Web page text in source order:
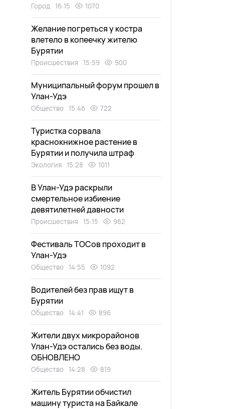
Город 16:15 1070
Желание погреться у костра
влетело в копеечку жителю
Бурятии
Происшествия 15:59 900
Муниципальный форум прошел в
Улан-Удэ
Общество 15:46 722
Туристка сорвала
краснокнижное растение в
Бурятии и получила штраф
Экология 15:28 1011
В Улан-Удэ раскрыли
смертельное избиение
девятилетней давности
Происшествия 15:15 962
Фестиваль ТОСов проходит в
Улан-Удэ
Общество 14:55 1092
Водителей без прав ищут в
Бурятии
Общество 14:41 896
Жители двух микрорайонов
Улан-Удэ остались без воды.
ОБНОВЛЕНО
Общество 14:28 819
Житель Бурятии обчистил
машину туриста на Байкале